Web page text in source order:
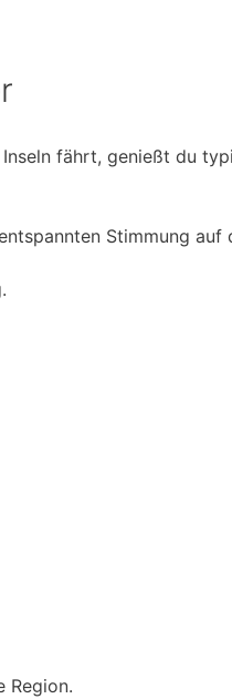
fährt, genießt du
Stimmung auf
Region.